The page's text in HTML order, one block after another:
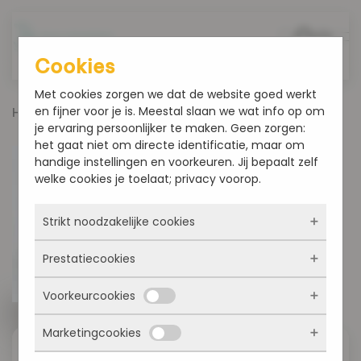
Home Producten Brood Ruwe bolster
Cookies
Met cookies zorgen we dat de website goed werkt
en fijner voor je is. Meestal slaan we wat info op om
je ervaring persoonlijker te maken. Geen zorgen:
het gaat niet om directe identificatie, maar om
handige instellingen en voorkeuren. Jij bepaalt zelf
welke cookies je toelaat; privacy voorop.
Strikt noodzakelijke cookies
Deze cookies zorgen ervoor dat de website
überhaupt werkt. Ze zijn dus altijd actief en
kunnen niet worden uitgezet. Meestal worden
ze alleen geplaatst als jij iets doet, zoals
inloggen, een formulier invullen of je
privacyvoorkeuren opslaan. Je kunt je browser
Prestatiecookies
Met deze cookies zien we hoe vaak onze site
bezocht wordt, waar bezoekers vandaan
komen en welke pagina’s populair zijn. Zo
kunnen we de website blijven verbeteren.
Voorkeurcookies
Deze cookies onthouden jouw voorkeuren.
Bijvoorbeeld taalkeuze of ingevulde gegevens.
Marketingcookies